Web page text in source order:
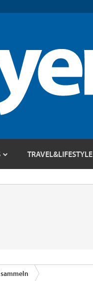
TRAVEL&LIFESTYLE